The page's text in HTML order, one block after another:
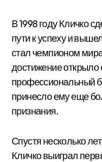
В 1998 году Кличко
пути к успеху и
стал чемпионом
достижение открыло
профессиональный
принесло ему еще
признания.
Спустя несколько
Кличко выиграл